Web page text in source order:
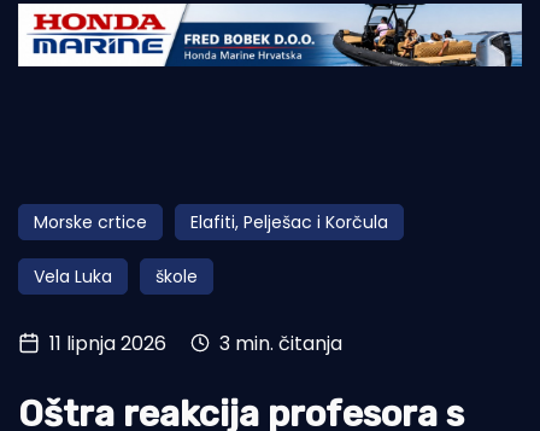
Početna
Obala
Otoci
Turizam i nautika
Pomorstvo
Ribolov
Morske crtice Elafiti, Pelješac i Korčula
Vela Luka škole
11 lipnja 2026 3 min. čitanja
Oštra reakcija profesora s